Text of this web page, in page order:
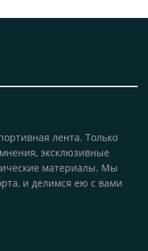
лента. Только
эксклюзивные
материалы. Мы
и делимся ею с вами